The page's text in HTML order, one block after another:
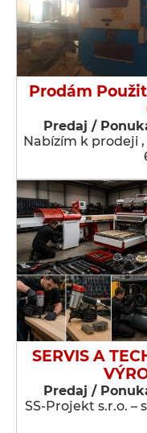
Prodám
Predaj /
Nabízím k prodeji
SERVIS A
Predaj /
SS-Projekt s.r.o. –